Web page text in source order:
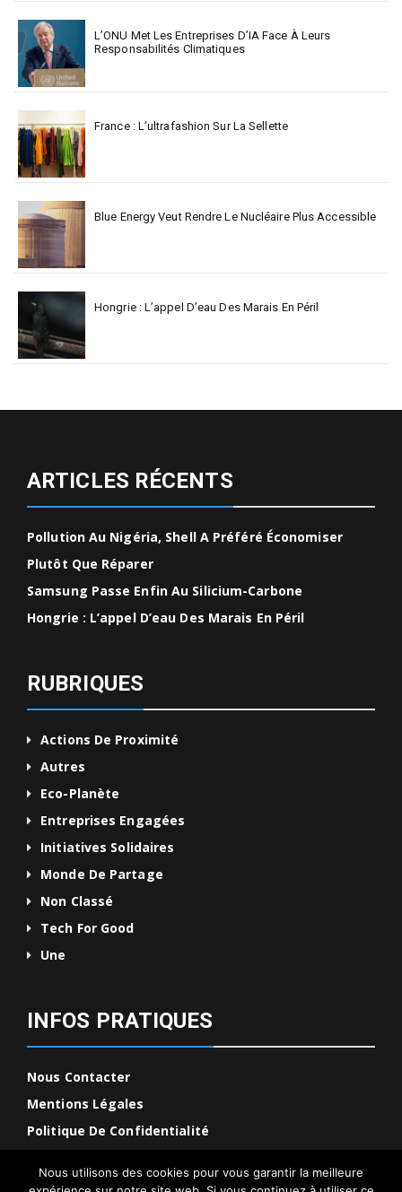
L’ONU Met Les Entreprises D’IA Face À Leurs
Responsabilités Climatiques
France : L’ultrafashion Sur La Sellette
Blue Energy Veut Rendre Le Nucléaire Plus Accessible
Hongrie : L’appel D’eau Des Marais En Péril
ARTICLES RÉCENTS
Pollution Au Nigéria, Shell A Préféré Économiser
Plutôt Que Réparer
Samsung Passe Enfin Au Silicium-Carbone
Hongrie : L’appel D’eau Des Marais En Péril
RUBRIQUES
Actions De Proximité
Autres
Eco-Planète
Entreprises Engagées
Initiatives Solidaires
Monde De Partage
Non Classé
Tech For Good
Une
INFOS PRATIQUES
Nous Contacter
Mentions Légales
Politique De Confidentialité
Nous utilisons des cookies pour vous garantir la meilleure